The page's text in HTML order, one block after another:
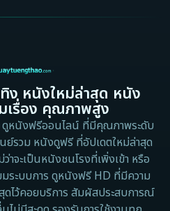
ง หนังใหม่ล่าสุด หนัง
เรื่อง คุณภาพสูง
หนังฟรีออนไลน์ ที่มีคุณภาพระดับ
ย์รวม หนังดูฟรี ที่อัปเดตใหม่ล่าสุด
จะเป็นหนังชนโรงที่เพิ่งเข้า หรือ
มระบบการ ดูหนังฟรี HD ที่มีความ
ดไว้คอยบริการ สัมผัสประสบการณ์